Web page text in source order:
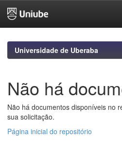
navigationUniversidade de Uberaba
Não há
Não há documentos disponíveis no
sua solicitação.
Página inicial do repositório